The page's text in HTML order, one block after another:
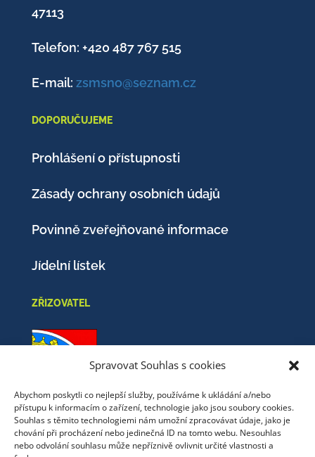
Spravovat Souhlas s cookies
Abychom poskytli co nejlepší služby, používáme k ukládání a/nebo
přístupu k informacím o zařízení, technologie jako jsou soubory cookies.
Souhlas s těmito technologiemi nám umožní zpracovávat údaje, jako je
chování při procházení nebo jedinečná ID na tomto webu. Nesouhlas
nebo odvolání souhlasu může nepříznivě ovlivnit určité vlastnosti a
47113
Telefon: +420 487 767 515
E-mail: zsmsno@seznam.cz
DOPORUČUJEME
Prohlášení o přístupnosti
Zásady ochrany osobních údajů
Povinně zveřejňované informace
Jídelní lístek
ZŘIZOVATEL
Obec Nový Oldřichov
Mistrovice 51